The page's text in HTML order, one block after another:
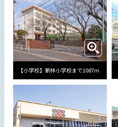
【小学校】新林小学校まで1087m